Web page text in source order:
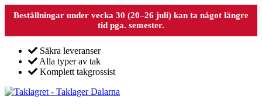
Beställningar under vecka 30 (20–26 juli) kan ta något längre
tid pga. semester.
Säkra leveranser
Alla typer av tak
Komplett takgrossist